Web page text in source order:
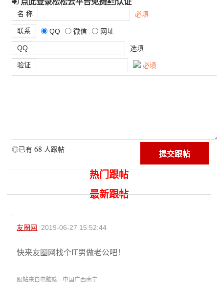
名 称 必填
联系 QQ 微信 网址
QQ 选填
验证 必填
◎已有 68 人跟帖
热门跟帖
最新跟帖
友圈网 2019-06-27 15:52:44
快来友圈网找个IT男做老公吧！
跟帖来自电脑端 · 中国广西南宁